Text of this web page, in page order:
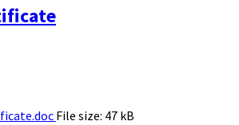
File size: 47 kB